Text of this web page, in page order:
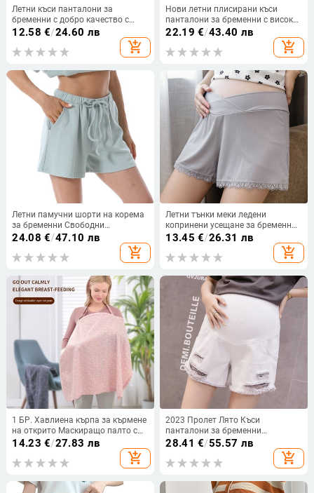
Летни къси панталони за
бременни с добро качество с
джобове Свободни ежедневни
къси панталони за бременни
жени Коремни шорти в
бременност
12.58 €/24.60 лв
add_shopping_cart
Нови летни плисирани къси
панталони за бременни с висока
талия и корем, широки крачоли
Свободни дрехи за бременни
жени Бременност за сън
22.19 €/43.40 лв
add_shopping_cart
Летни памучни шорти на корема
за бременни Свободни
ежедневни спортни дрехи за
Вафлени панталони за бременни
24.08 €/47.10 лв
add_shopping_cart
Летни тънки меки ледени
копринени усещане за бременни
Горещи къси панталони с ластик
на талията Корем и широки
крачоли Свободни шорти Дрехи
13.45 €/26.31 лв
add_shopping_cart
1 БР. Хавлиена кърпа за кърмене
на открито Маскиращо палто с
многофункционална покривка
Дишаща и тънка през лятото
14.23 €/27.83 лв
add_shopping_cart
2023 Пролет Лято Къси
панталони за бременни
Бременни шорти Дънки за
бременни Есен Корем Деним
Свободни дупки
28.41 €/55.57 лв
add_shopping_cart